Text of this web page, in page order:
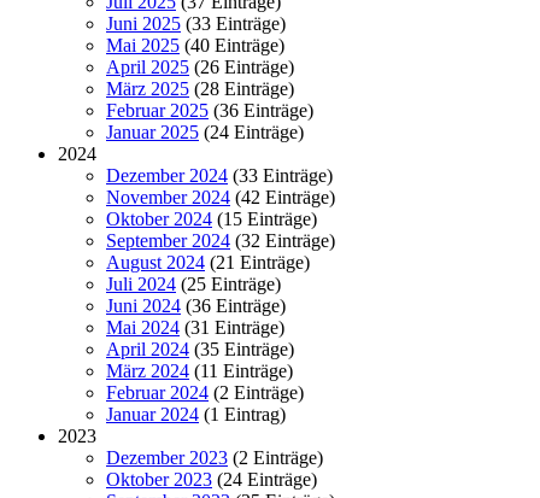
Juni 2025 (33 Einträge)
Mai 2025 (40 Einträge)
April 2025 (26 Einträge)
März 2025 (28 Einträge)
Februar 2025 (36 Einträge)
Januar 2025 (24 Einträge)
2024
Dezember 2024 (33 Einträge)
November 2024 (42 Einträge)
Oktober 2024 (15 Einträge)
September 2024 (32 Einträge)
August 2024 (21 Einträge)
Juli 2024 (25 Einträge)
Juni 2024 (36 Einträge)
Mai 2024 (31 Einträge)
April 2024 (35 Einträge)
März 2024 (11 Einträge)
Februar 2024 (2 Einträge)
Januar 2024 (1 Eintrag)
2023
Dezember 2023 (2 Einträge)
Oktober 2023 (24 Einträge)